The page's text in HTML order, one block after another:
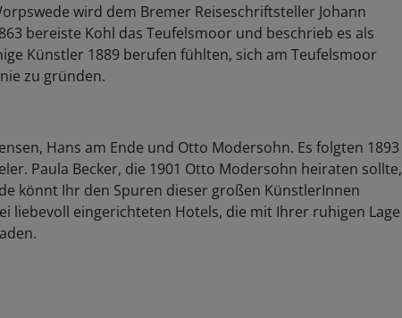
wird dem Bremer Reiseschriftsteller Johann
bereiste Kohl das Teufelsmoor und beschrieb es als
Künstler 1889 berufen fühlten, sich am Teufelsmoor
zu gründen.
Hans am Ende und Otto Modersohn. Es folgten 1893
Paula Becker, die 1901 Otto Modersohn heiraten sollte,
könnt Ihr den Spuren dieser großen KünstlerInnen
liebevoll eingerichteten Hotels, die mit Ihrer ruhigen Lage